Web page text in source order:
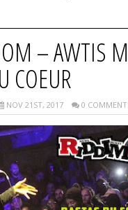
– AWTIS
COEUR
NOV 21ST, 2017 0